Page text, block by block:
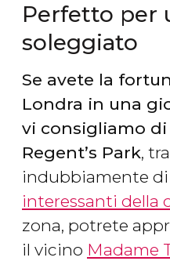
Perfetto per
soleggiato
Se avete la
Londra in una
vi consigliamo
Regent’s Park,
indubbiamente
interessanti della
zona, potrete
il vicino Madame